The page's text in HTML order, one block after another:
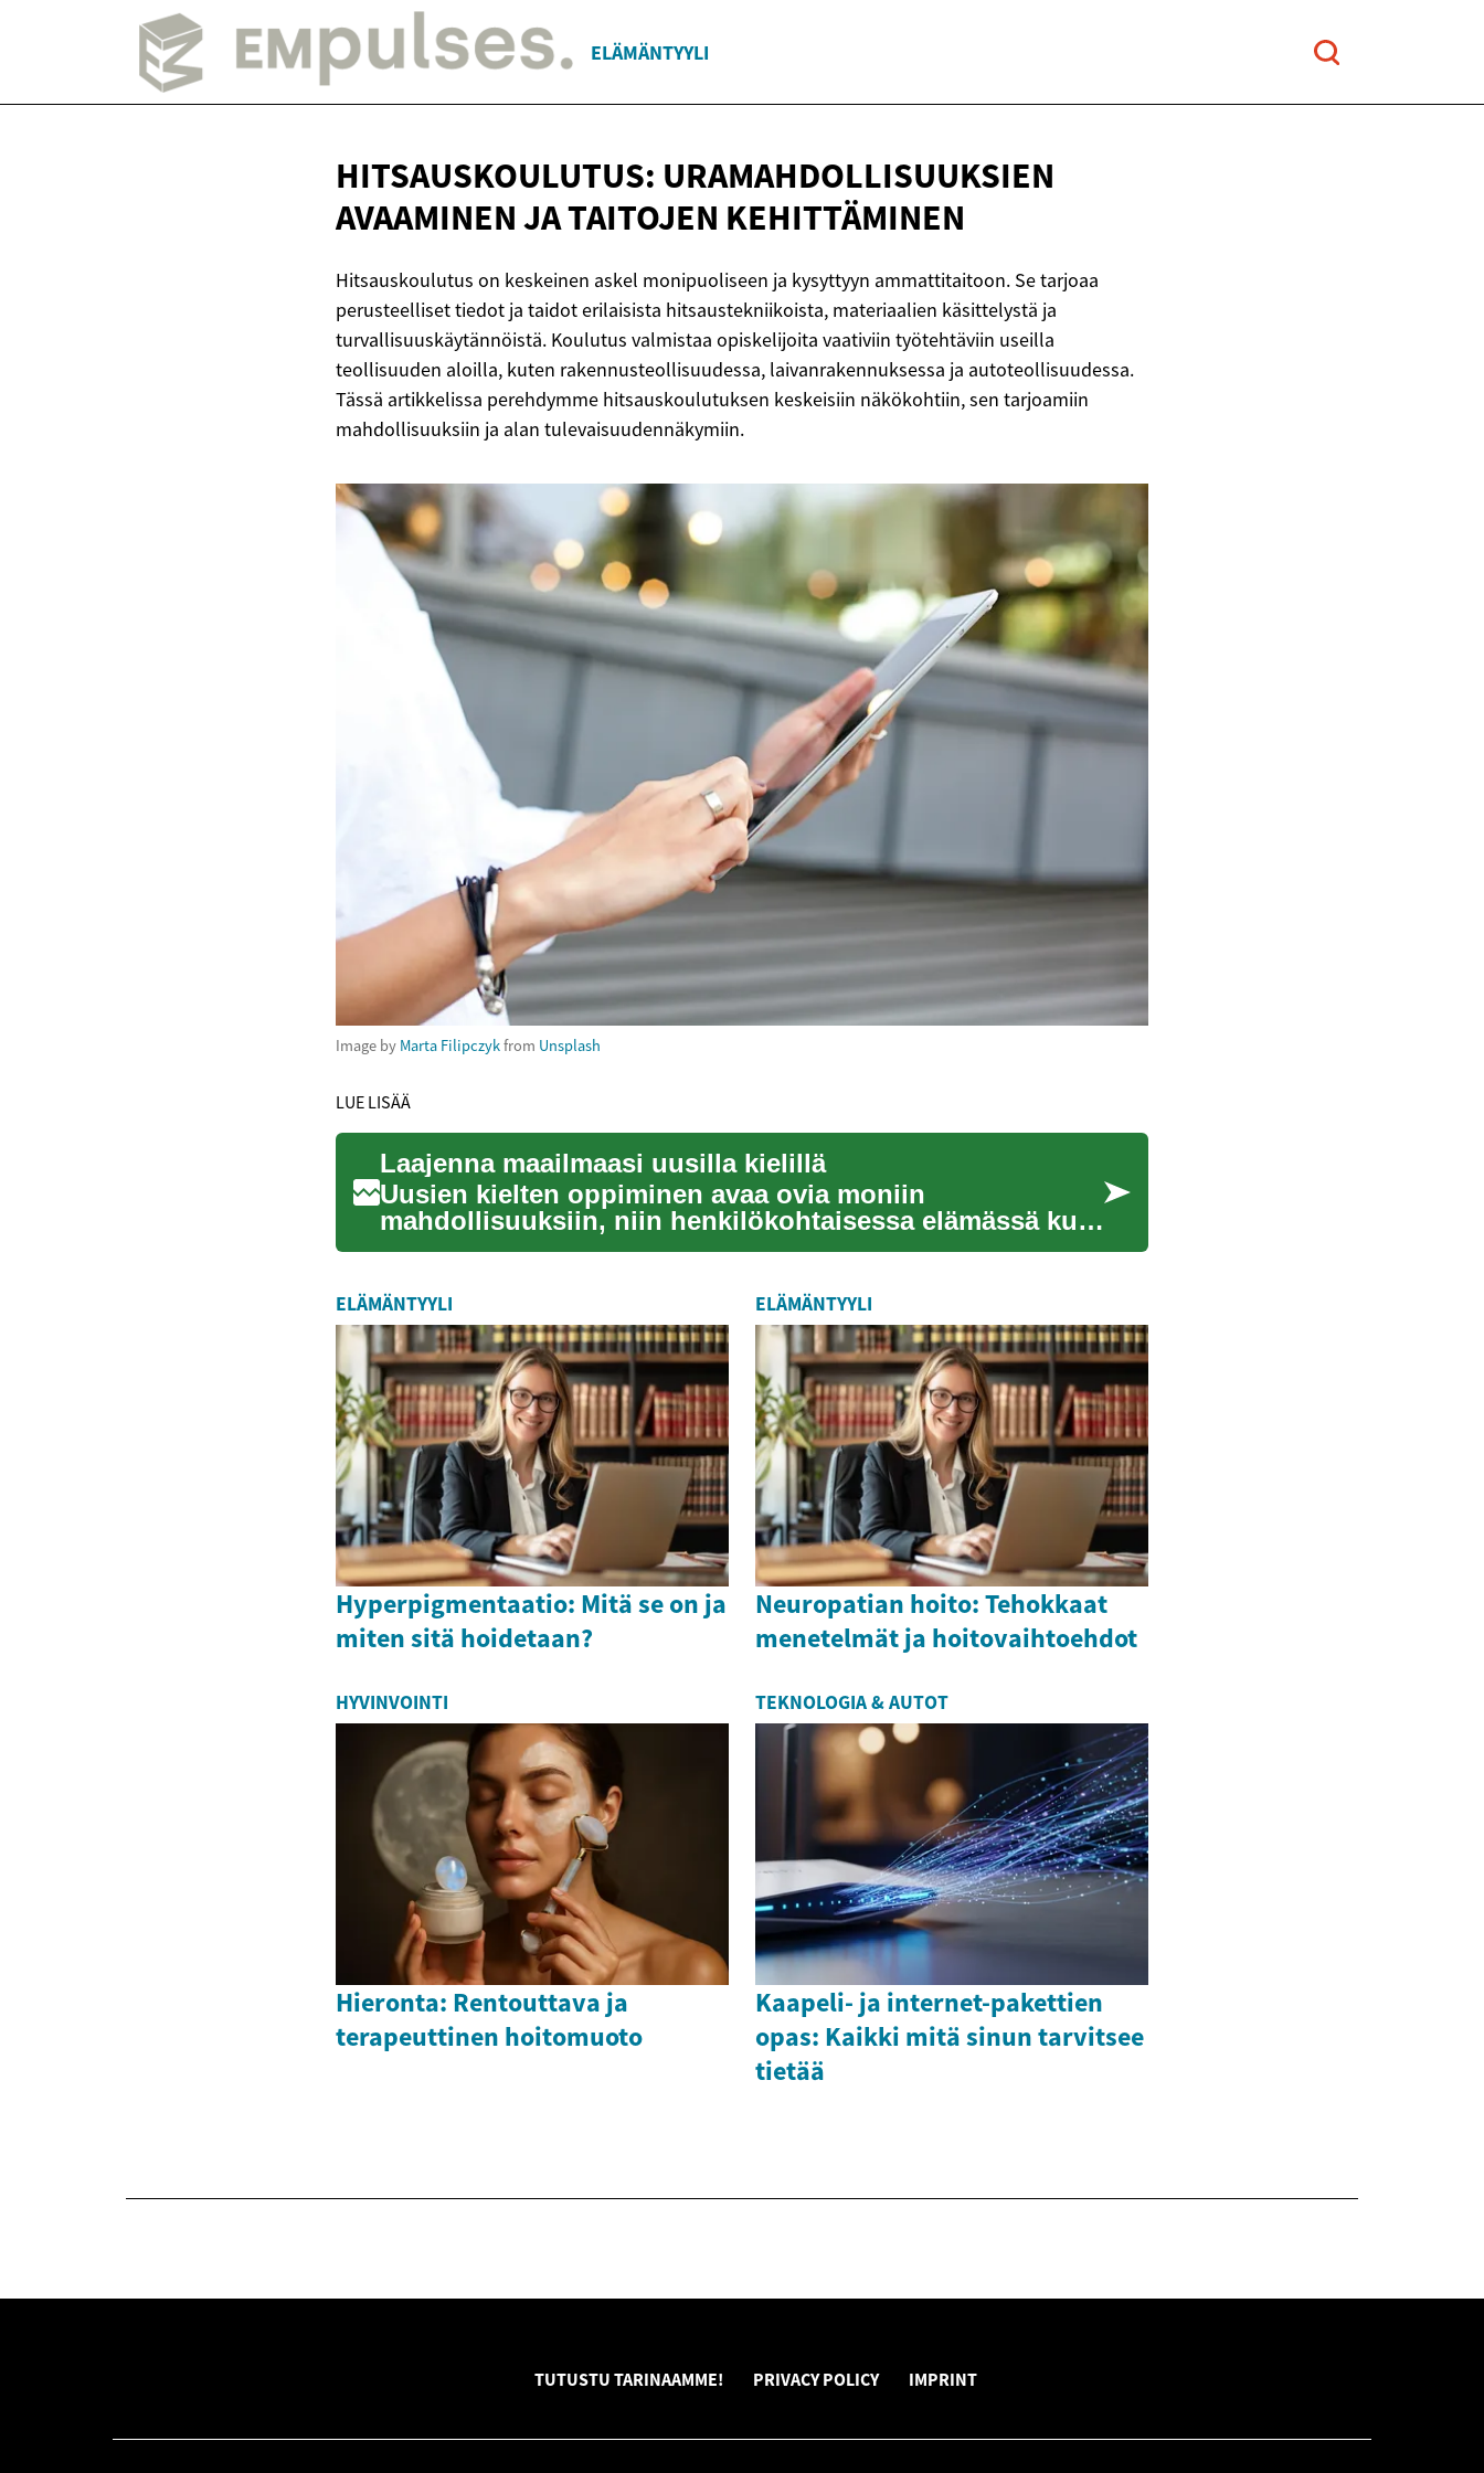
ELÄMÄNTYYLI
HITSAUSKOULUTUS: URAMAHDOLLISUUKSIEN
AVAAMINEN JATAITOJEN KEHITTÄMINEN
Hitsauskoulutus on keskeinen askel monipuoliseen ja kysyttyyn ammattitaitoon. Se tarjoaa
perusteelliset tiedot ja taidot erilaisista hitsaustekniikoista, materiaalien käsittelystä ja
turvallisuuskäytännöistä. Koulutus valmistaa opiskelijoita vaativiin työtehtäviin useilla
teollisuuden aloilla, kuten rakennusteollisuudessa, laivanrakennuksessa ja autoteollisuudessa.
Tässä artikkelissa perehdymme hitsauskoulutuksen keskeisiin näkökohtiin, sen tarjoamiin
mahdollisuuksiin ja alan tulevaisuudennäkymiin.
Image by Marta Filipczykfrom Unsplash
LUE LISÄÄ
Laajenna maailmaasi uusilla kielillä
Uusien kielten oppiminen avaa ovia moniin
mahdollisuuksiin, niin henkilökohtaisessa elämässä kuin
ammatillisessakin k...
ELÄMÄNTYYLI
Hyperpigmentaatio: Mitä se on ja
miten sitä hoidetaan?
ELÄMÄNTYYLI
Neuropatian hoito: Tehokkaat
menetelmät ja hoitovaihtoehdot
HYVINVOINTI
Hieronta: Rentouttava ja
terapeuttinen hoitomuoto
TEKNOLOGIA & AUTOT
Kaapeli- ja internet-pakettien
opas: Kaikki mitä sinun tarvitsee
tietää
TUTUSTU TARINAAMME! PRIVACY POLICY IMPRINT